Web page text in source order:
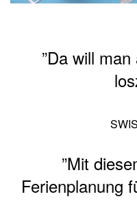
”Da will
”Mit
Ferienplanung